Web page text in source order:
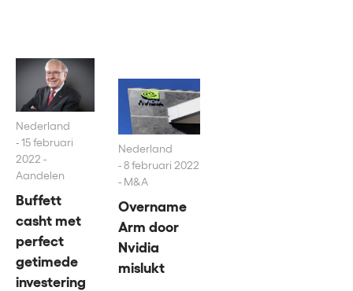
Nederland
15 februari
2022 -
Aandelen
Buffett
casht met
perfect
getimede
investering
Nederland
8 februari 2022
- M&A
Overname
Arm door
Nvidia
mislukt